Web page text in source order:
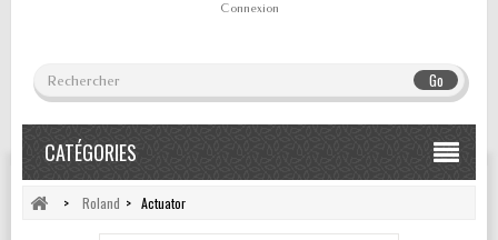
Go
Connexion
CATÉGORIES
> Roland > Actuator